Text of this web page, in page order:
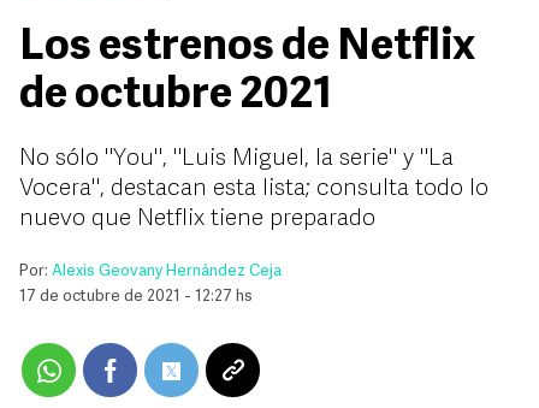
Los estrenos de Netflix
de octubre 2021
No sólo "You", "Luis Miguel, la serie" y "La
Vocera", destacan esta lista; consulta todo lo
nuevo que Netflix tiene preparado
Por: Alexis Geovany Hernández Ceja
17 de octubre de 2021 - 12:27 hs